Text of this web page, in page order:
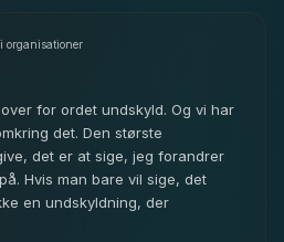
organisationer
for ordet undskyld. Og vi har
det. Den største
det er at sige, jeg forandrer
Hvis man bare vil sige, det
en undskyldning, der